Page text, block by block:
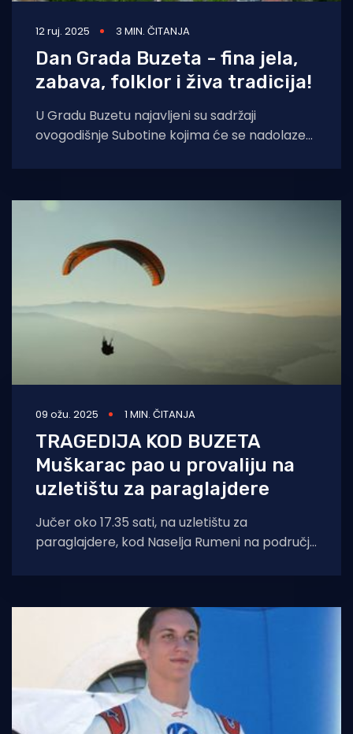
12 ruj. 2025 3 MIN. ČITANJA
Dan Grada Buzeta - fina jela,
zabava, folklor i živa tradicija!
U Gradu Buzetu najavljeni su sadržaji
ovogodišnje Subotine kojima će se nadolazeći
09 ožu. 2025 1 MIN. ČITANJA
TRAGEDIJA KOD BUZETA
Muškarac pao u provaliju na
uzletištu za paraglajdere
Jučer oko 17.35 sati, na uzletištu za
paraglajdere, kod Naselja Rumeni na području